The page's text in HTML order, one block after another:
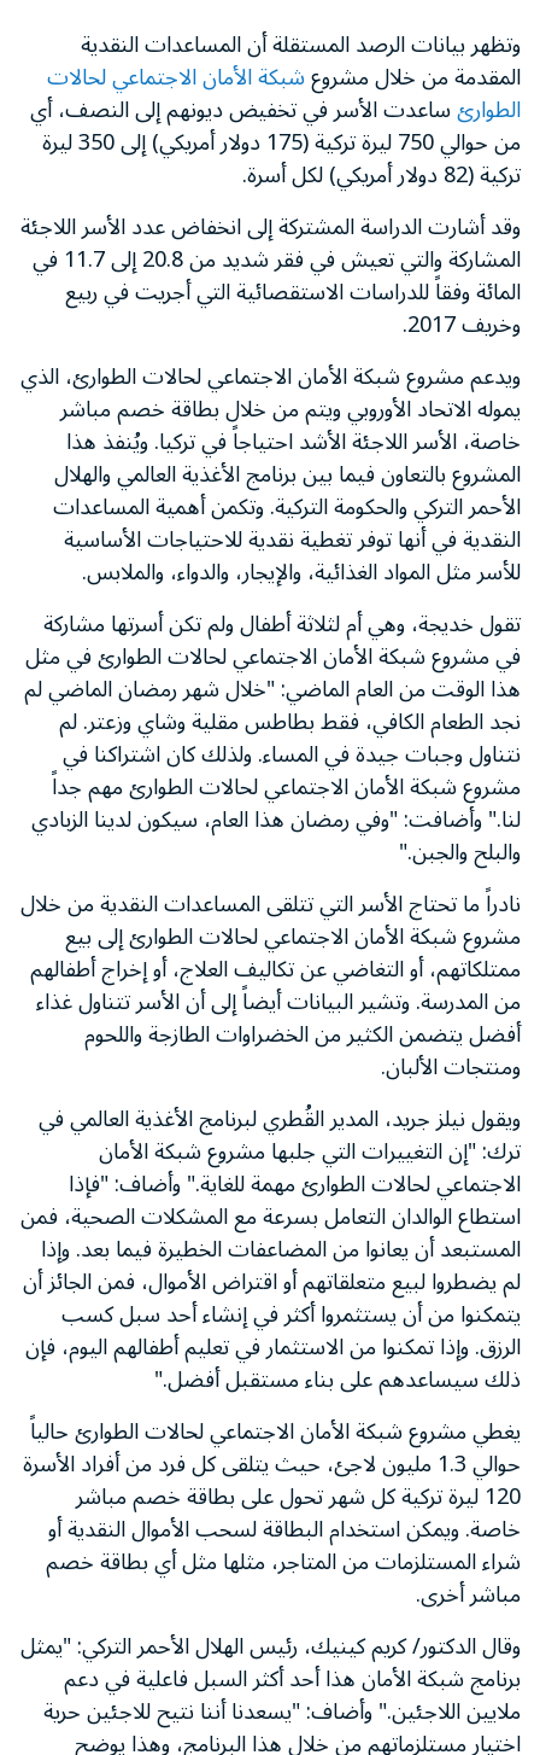
وتظهر بيانات الرصد المستقلة أن المساعدات النقدية
المقدمة من خلال مشروعشبكة الأمان الاجتماعي لحالات
الطوارئساعدت الأسر في تخفيض ديونهم إلى النصف، أي
من حوالي 750 ليرة تركية (175 دولار أمريكي) إلى 350 ليرة
تركية (82 دولار أمريكي) لكل أسرة.
وقد أشارت الدراسة المشتركة إلى انخفاض عدد الأسر اللاجئة
المشاركة والتي تعيش في فقر شديد من 20.8 إلى 11.7 في
المائة وفقاً للدراسات الاستقصائية التي أجريت في ربيع
وخريف 2017.
ويدعم مشروع شبكة الأمان الاجتماعي لحالات الطوارئ، الذي
يموله الاتحاد الأوروبي ويتم من خلال بطاقة خصم مباشر
خاصة، الأسر اللاجئة الأشد احتياجاً في تركيا. ويُنفذ هذا
المشروع بالتعاون فيما بين برنامج الأغذية العالمي والهلال
الأحمر التركي والحكومة التركية. وتكمن أهمية المساعدات
النقدية في أنها توفر تغطية نقدية للاحتياجات الأساسية
للأسر مثل المواد الغذائية، والإيجار، والدواء، والملابس.
تقول خديجة، وهي أم لثلاثة أطفال ولم تكن أسرتها مشاركة
في مشروع شبكة الأمان الاجتماعي لحالات الطوارئ في مثل
هذا الوقت من العام الماضي: "خلال شهر رمضان الماضي لم
نجد الطعام الكافي، فقط بطاطس مقلية وشاي وزعتر. لم
نتناول وجبات جيدة في المساء. ولذلك كان اشتراكنا في
مشروع شبكة الأمان الاجتماعي لحالات الطوارئ مهم جداً
لنا." وأضافت: "وفي رمضان هذا العام، سيكون لدينا الزبادي
والبلح والجبن."
نادراً ما تحتاج الأسر التي تتلقى المساعدات النقدية من خلال
مشروع شبكة الأمان الاجتماعي لحالات الطوارئ إلى بيع
ممتلكاتهم، أو التغاضي عن تكاليف العلاج، أو إخراج أطفالهم
من المدرسة. وتشير البيانات أيضاً إلى أن الأسر تتناول غذاء
أفضل يتضمن الكثير من الخضراوات الطازجة واللحوم
ومنتجات الألبان.
ويقول نيلز جريد، المدير القُطري لبرنامج الأغذية العالمي في
ترك: "إن التغييرات التي جلبها مشروع شبكة الأمان
الاجتماعي لحالات الطوارئ مهمة للغاية." وأضاف: "فإذا
استطاع الوالدان التعامل بسرعة مع المشكلات الصحية، فمن
المستبعد أن يعانوا من المضاعفات الخطيرة فيما بعد. وإذا
لم يضطروا لبيع متعلقاتهم أو اقتراض الأموال، فمن الجائز أن
يتمكنوا من أن يستثمروا أكثر في إنشاء أحد سبل كسب
الرزق. وإذا تمكنوا من الاستثمار في تعليم أطفالهم اليوم، فإن
ذلك سيساعدهم على بناء مستقبل أفضل."
يغطي مشروع شبكة الأمان الاجتماعي لحالات الطوارئ حالياً
حوالي 1.3 مليون لاجئ، حيث يتلقى كل فرد من أفراد الأسرة
120 ليرة تركية كل شهر تحول على بطاقة خصم مباشر
خاصة. ويمكن استخدام البطاقة لسحب الأموال النقدية أو
شراء المستلزمات من المتاجر، مثلها مثل أي بطاقة خصم
مباشر أخرى.
وقال الدكتور/ كريم كينيك، رئيس الهلال الأحمر التركي: "يمثل
برنامج شبكة الأمان هذا أحد أكثر السبل فاعلية في دعم
ملايين اللاجئين." وأضاف: "يسعدنا أننا نتيح للاجئين حرية
اختيار مستلزماتهم من خلال هذا البرنامج، وهذا يوضح